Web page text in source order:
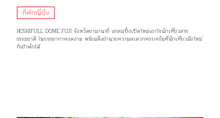
ที่พักญี่ปุ่น
HOSHIFULL DOME FUJI จังหวัดยามานาชิ แกลมปิ้งเปิดใหม่เอาใจนักเที่ยวสาย
ธรรมชาติ ในบรรยากาศงดงาม พร้อมสิ่งอำนวยความสะดวกครบครันที่นักเที่ยวมือใหม่
ก็เข้าพักได้